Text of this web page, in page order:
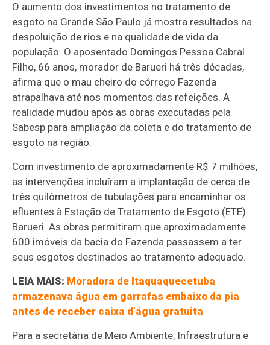
O aumento dos investimentos no tratamento de
esgoto na Grande São Paulo já mostra resultados na
despoluição de rios e na qualidade de vida da
população. O aposentado Domingos Pessoa Cabral
Filho, 66 anos, morador de Barueri há três décadas,
afirma que o mau cheiro do córrego Fazenda
atrapalhava até nos momentos das refeições. A
realidade mudou após as obras executadas pela
Sabesp para ampliação da coleta e do tratamento de
esgoto na região.
Com investimento de aproximadamente R$ 7 milhões,
as intervenções incluíram a implantação de cerca de
três quilômetros de tubulações para encaminhar os
efluentes à Estação de Tratamento de Esgoto (ETE)
Barueri. As obras permitiram que aproximadamente
600 imóveis da bacia do Fazenda passassem a ter
seus esgotos destinados ao tratamento adequado.
LEIA MAIS: Moradora de Itaquaquecetuba
armazenava água em garrafas embaixo da pia
antes de receber caixa d’água gratuita
Para a secretária de Meio Ambiente, Infraestrutura e